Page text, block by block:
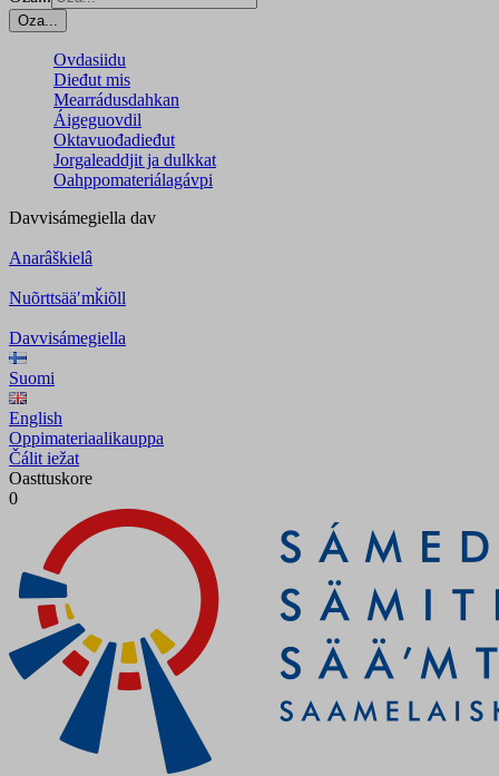
Oza...
Ovdasiidu
Dieđut mis
Mearrádusdahkan
Áigeguovdil
Oktavuođadieđut
Jorgaleaddjit ja dulkkat
Oahppomateriálagávpi
Davvisámegiella dav
Anarâškielâ
Nuõrttsääʹmǩiõll
Davvisámegiella
Suomi
English
Oppimateriaalikauppa
Čálit iežat
Oasttuskore
0